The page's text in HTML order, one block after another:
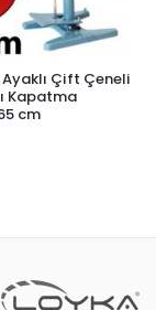
Ayaklı Çift Çeneli
Kapatma
cm